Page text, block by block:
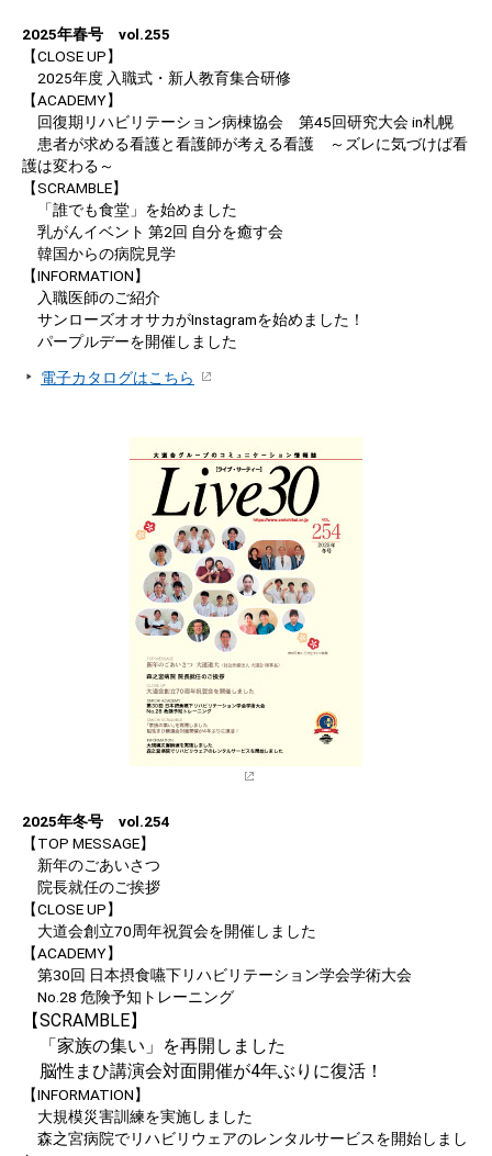
2025年春号 vol.255
【CLOSE UP】
2025年度 入職式・新人教育集合研修
【ACADEMY】
回復期リハビリテーション病棟協会 第45回研究大会 in札幌
患者が求める看護と看護師が考える看護 ～ズレに気づけば看
護は変わる～
【SCRAMBLE】
「誰でも食堂」を始めました
乳がんイベント 第2回 自分を癒す会
韓国からの病院見学
【INFORMATION】
入職医師のご紹介
サンローズオオサカがInstagramを始めました！
パープルデーを開催しました
電子カタログはこちら
2025年冬号 vol.254
【TOP MESSAGE】
新年のごあいさつ
院長就任のご挨拶
【CLOSE UP】
大道会創立70周年祝賀会を開催しました
【ACADEMY】
第30回 日本摂食嚥下リハビリテーション学会学術大会
No.28 危険予知トレーニング
【SCRAMBLE】
「家族の集い」を再開しました
脳性まひ講演会対面開催が4年ぶりに復活！
【INFORMATION】
大規模災害訓練を実施しました
森之宮病院でリハビリウェアのレンタルサービスを開始しまし